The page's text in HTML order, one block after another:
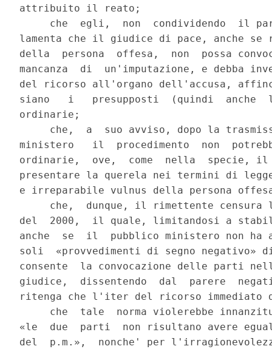
attribuito il reato;
che  egli,  non  condividendo  il
lamenta che il giudice di pace, anche
della  persona  offesa,  non  possa
mancanza  di  un'imputazione, e debba
del ricorso all'organo dell'accusa,
siano   i   presupposti  (quindi  anche
ordinarie;
che,  a  suo avviso, dopo la
ministero   il  procedimento  non
ordinarie,  ove,  come  nella  specie, il
presentare la querela nei termini di
e irreparabile vulnus della persona
che,  dunque, il rimettente censura
del  2000,  il quale, limitandosi a
anche  se  il  pubblico ministero non ha
soli  «provvedimenti di segno negativo»
consente  la convocazione delle parti
giudice,  dissentendo  dal  parere
ritenga che l'iter del ricorso immediato
che  tale  norma violerebbe
«le  due  parti  non risultano avere
del  p.m.»,  nonche' per